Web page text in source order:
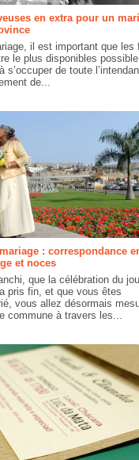
en extra pour un
il est important que les
le plus disponibles
s’occuper de toute
de...
: correspondance
et noces
que la célébration du
pris fin, et que vous êtes
vous allez désormais
commune à travers les...